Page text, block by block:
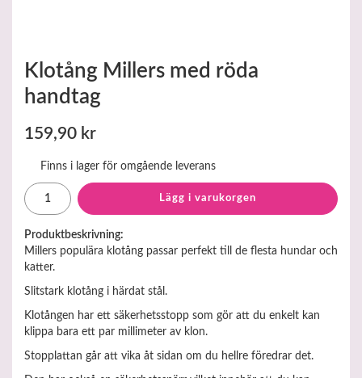
Klotång Millers med röda
handtag
159,90 kr
Finns i lager för omgående leverans
Lägg i varukorgen
Produktbeskrivning:
Millers populära klotång passar perfekt till de flesta hundar och
katter.
Slitstark klotång i härdat stål.
Klotången har ett säkerhetsstopp som gör att du enkelt kan
klippa bara ett par millimeter av klon.
Stopplattan går att vika åt sidan om du hellre föredrar det.